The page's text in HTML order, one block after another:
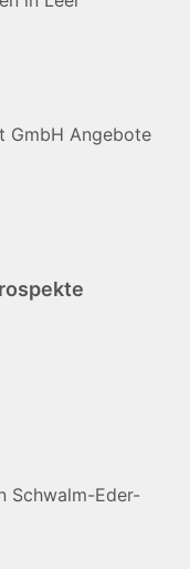
GmbH Angebote
Schwalm-Eder-